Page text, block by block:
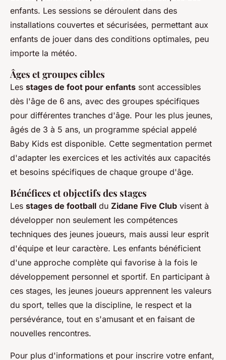
enfants. Les sessions se déroulent dans des
installations couvertes et sécurisées, permettant aux
enfants de jouer dans des conditions optimales, peu
importe la météo.
Âges et groupes cibles
Les stages de foot pour enfants sont accessibles
dès l'âge de 6 ans, avec des groupes spécifiques
pour différentes tranches d'âge. Pour les plus jeunes,
âgés de 3 à 5 ans, un programme spécial appelé
Baby Kids est disponible. Cette segmentation permet
d'adapter les exercices et les activités aux capacités
et besoins spécifiques de chaque groupe d'âge.
Bénéfices et objectifs des stages
Les stages de football du Zidane Five Club visent à
développer non seulement les compétences
techniques des jeunes joueurs, mais aussi leur esprit
d'équipe et leur caractère. Les enfants bénéficient
d'une approche complète qui favorise à la fois le
développement personnel et sportif. En participant à
ces stages, les jeunes joueurs apprennent les valeurs
du sport, telles que la discipline, le respect et la
persévérance, tout en s'amusant et en faisant de
nouvelles rencontres.
Pour plus d'informations et pour inscrire votre enfant,